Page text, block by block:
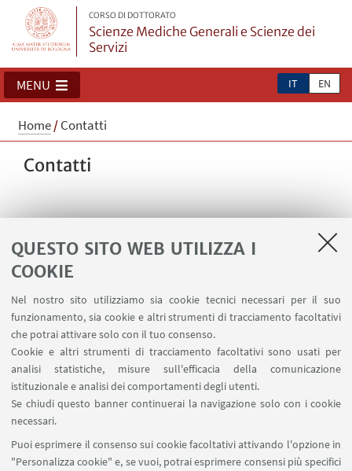
QUESTO SITO WEB UTILIZZA I
COOKIE
Nel nostro sito utilizziamo sia cookie tecnici necessari per il suo
funzionamento, sia cookie e altri strumenti di tracciamento facoltativi
che potrai attivare solo con il tuo consenso.
Cookie e altri strumenti di tracciamento facoltativi sono usati per
analisi statistiche, misure sull'efficacia della comunicazione
istituzionale e analisi dei comportamenti degli utenti.
Se chiudi questo banner continuerai la navigazione solo con i cookie
necessari.
Puoi esprimere il consenso sui cookie facoltativi attivando l'opzione in
"Personalizza cookie" e, se vuoi, potrai esprimere consensi più specifici
CORSO DI DOTTORATO
Scienze Mediche Generali e Scienze dei
Servizi
IT EN
MENU
Home/Contatti
Contatti
Coordinamento
Vicecoordinamento
Ufficio Dottorato e post-laurea